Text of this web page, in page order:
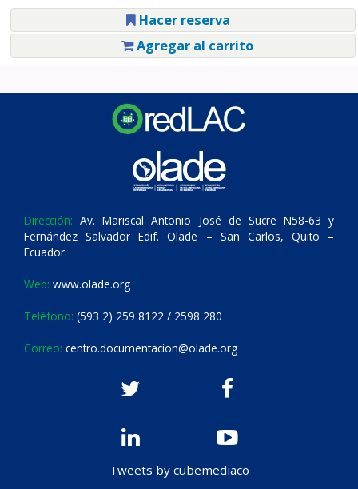
Hacer reserva
Agregar al carrito
Dirección: Av. Mariscal Antonio José de Sucre N58-63 y
Fernández Salvador Edif. Olade – San Carlos, Quito –
Ecuador.
Web: www.olade.org
Teléfono: (593 2) 259 8122 / 2598 280
Correo: centro.documentacion@olade.org
Tweets by cubemediaco